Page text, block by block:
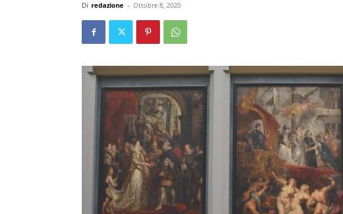
Di redazione - Ottobre 8, 2020